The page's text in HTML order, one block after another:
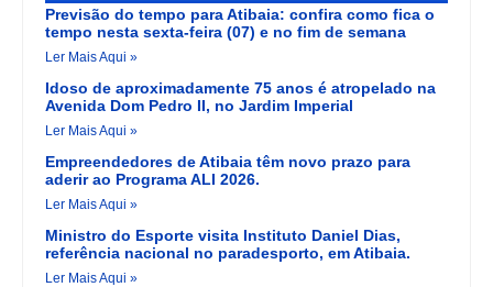
Previsão do tempo para Atibaia: confira como fica o
tempo nesta sexta-feira (07) e no fim de semana
Ler Mais Aqui »
Idoso de aproximadamente 75 anos é atropelado na
Avenida Dom Pedro II, no Jardim Imperial
Ler Mais Aqui »
Empreendedores de Atibaia têm novo prazo para
aderir ao Programa ALI 2026.
Ler Mais Aqui »
Ministro do Esporte visita Instituto Daniel Dias,
referência nacional no paradesporto, em Atibaia.
Ler Mais Aqui »